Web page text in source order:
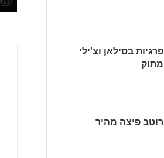
פרגיות בסילאן וצ'ילי
מתוק
רוטב פיצה מהיר